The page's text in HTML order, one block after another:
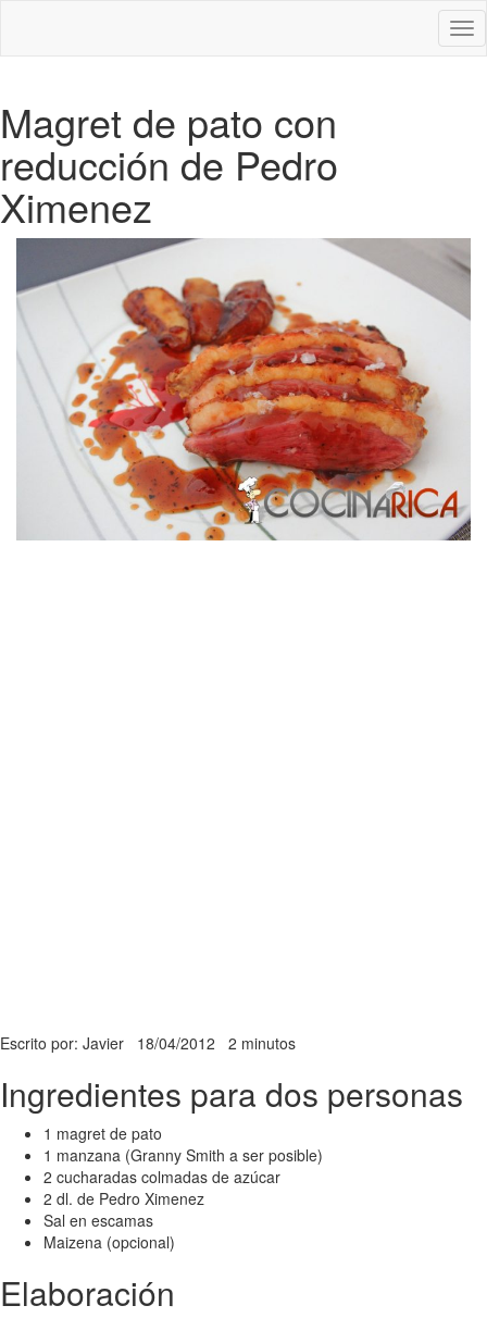
Magret de pato con
reducción de Pedro
Ximenez
Escrito por: Javier 18/04/2012 2 minutos
Ingredientes para dos personas
1 magret de pato
1 manzana (Granny Smith a ser posible)
2 cucharadas colmadas de azúcar
2 dl. de Pedro Ximenez
Sal en escamas
Maizena (opcional)
Elaboración